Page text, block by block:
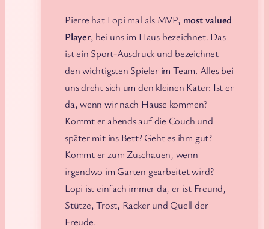
Pierre hat Lopi mal als MVP, most valued
Player, bei uns im Haus bezeichnet. Das
ist ein Sport-Ausdruck und bezeichnet
den wichtigsten Spieler im Team. Alles bei
uns dreht sich um den kleinen Kater: Ist er
da, wenn wir nach Hause kommen?
Kommt er abends auf die Couch und
später mit ins Bett? Geht es ihm gut?
Kommt er zum Zuschauen, wenn
irgendwo im Garten gearbeitet wird?
Lopi ist einfach immer da, er ist Freund,
Stütze, Trost, Racker und Quell der
Freude.